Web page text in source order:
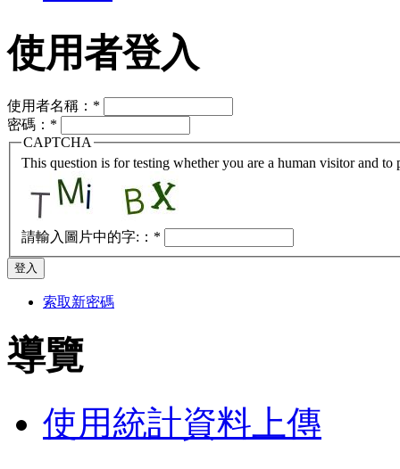
使用者登入
使用者名稱： *
密碼： *
CAPTCHA
This question is for testing whether you are a human visitor and to
請輸入圖片中的字:： *
索取新密碼
導覽
使用統計資料上傳